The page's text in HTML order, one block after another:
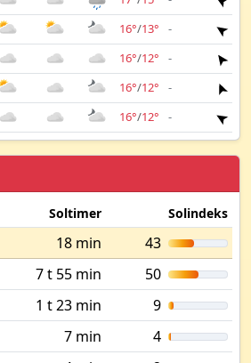
16°/13° -
16°/12° -
16°/12° -
16°/12° -
Soltimer Solindeks
18 min
43
7 t 55 min
50
1 t 23 min
9
7 min
4